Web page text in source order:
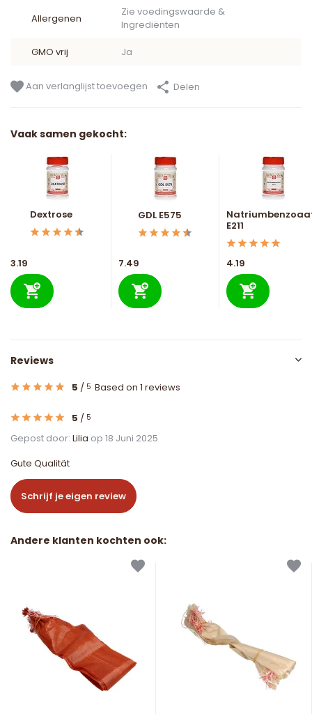
Allergenen
Zie voedingswaarde &
Ingrediënten
GMO vrij Ja
Aan verlanglijst toevoegen Delen
Vaak samen gekocht:
Dextrose
3.19
GDL E575
7.49
E211
4.19
Reviews
5 / 5 Based on 1 reviews
5 / 5
Gepost door: Lilia op 18 Juni 2025
Gute Qualität
Schrijf je eigen review
Andere klanten kochten ook: